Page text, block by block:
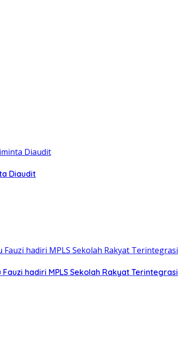
Diaudit
hadiri MPLS Sekolah Rakyat Terintegrasi